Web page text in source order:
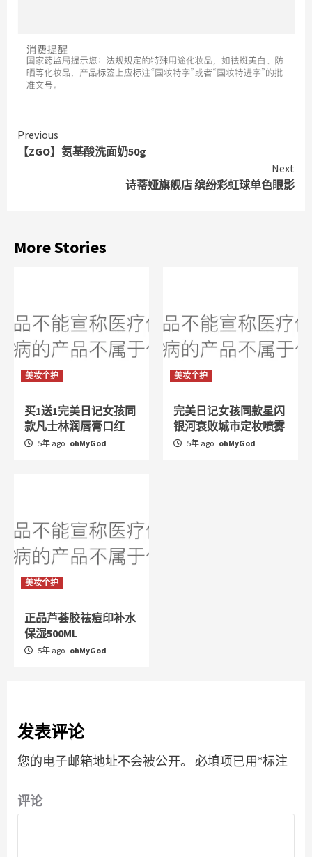
Continue
Reading
Previous
【ZGO】氨基酸洗面奶50g
Next
诗蒂娅旗舰店 缤纷彩虹球单色眼影
More Stories
美妆个护
买1送1完美日记女孩同
款凡士林润唇膏口红
5年 ago ohMyGod
美妆个护
完美日记女孩同款星闪
银河衰败城市定妆喷雾
5年 ago ohMyGod
美妆个护
正品芦荟胶祛痘印补水
保湿500ML
5年 ago ohMyGod
发表评论
您的电子邮箱地址不会被公开。 必填项已用*标注
评论